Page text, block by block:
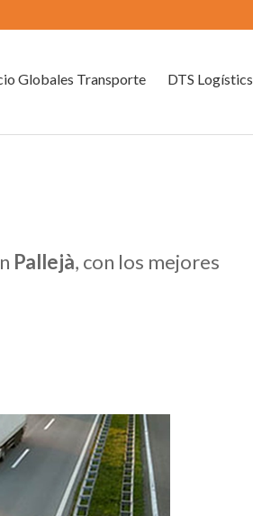
Globales Transporte DTS Logístics
Pallejà, con los mejores